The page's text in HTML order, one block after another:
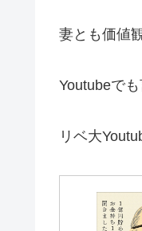
妻とも価値
Youtubeでも
リベ大